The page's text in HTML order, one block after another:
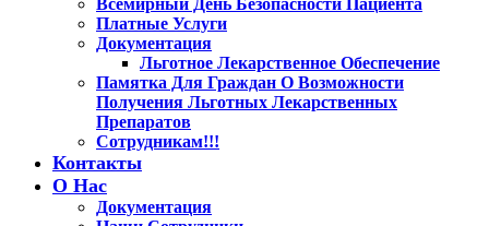
Всемирный День Безопасности Пациента
Платные Услуги
Документация
Льготное Лекарственное Обеспечение
Памятка Для Граждан О Возможности
Получения Льготных Лекарственных
Препаратов
Сотрудникам!!!
Контакты
О Нас
Документация